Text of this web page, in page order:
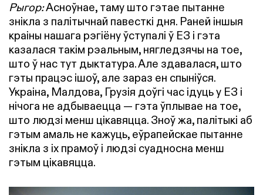
Рыгор:Асноўнае, таму што гэтае пытанне
знікла з палітычнай павесткі дня. Раней іншыя
краіны нашага рэгіёну ўступалі ў ЕЗ і гэта
казалася такім рэальным, нягледзячы на тое,
што ў нас тут дыктатура. Але здавалася, што
гэты працэс ішоў, але зараз ен спыніўся.
Украіна, Малдова, Грузія доўгі час ідуць у ЕЗ і
нічога не адбываецца — гэта ўплывае на тое,
што людзі менш цікавяцца. Зноў жа, палітыкі аб
гэтым амаль не кажуць, еўрапейскае пытанне
знікла з іх прамоў і людзі суадносна менш
гэтым цікавяцца.